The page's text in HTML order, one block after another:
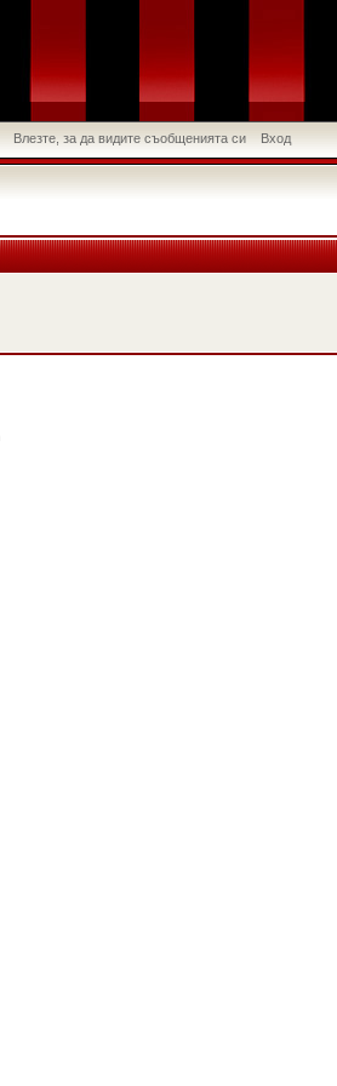
Влезте, за да видите съобщенията си Вход